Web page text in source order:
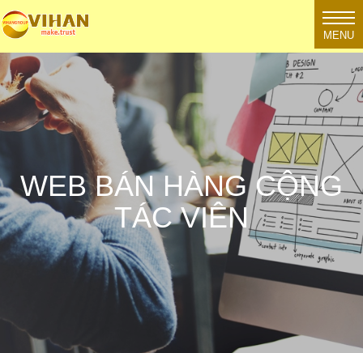
MENU
WEB BÁN HÀNG CỘNG
TÁC VIÊN